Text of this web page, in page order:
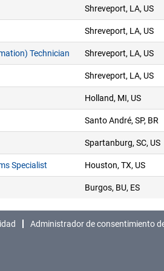
Shreveport, LA, US
Shreveport, LA, US
Technician Shreveport, LA, US
Shreveport, LA, US
Holland, MI, US
Santo André, SP, BR
Spartanburg, SC, US
Specialist Houston, TX, US
Burgos, BU, ES
Administrador de consentimiento